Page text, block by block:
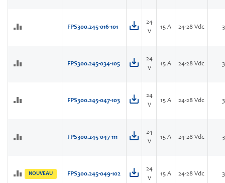
FPS300.245-016-101
24
V
15 A 24-28 Vdc
FPS300.245-034-105
24
V
15 A 24-28 Vdc
FPS300.245-047-103
24
V
15 A 24-28 Vdc
FPS300.245-047-111
24
V
15 A 24-28 Vdc
NOUVEAU FPS300.245-049-102
24
V
15 A 24-28 Vdc